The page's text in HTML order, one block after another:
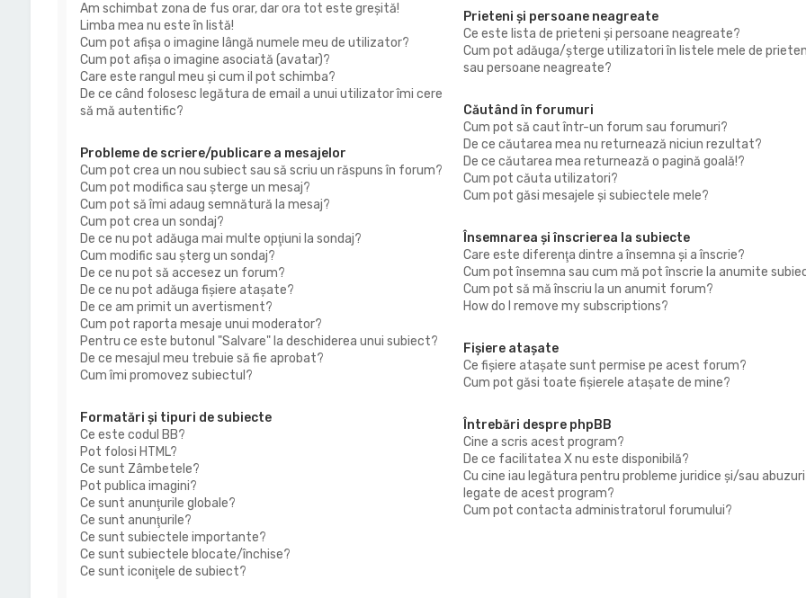
Am schimbat zona de fus orar, dar ora tot este greşită!
Limba mea nu este în listă!
Cum pot afişa o imagine lângă numele meu de utilizator?
Cum pot afișa o imagine asociată (avatar)?
Care este rangul meu şi cum il pot schimba?
De ce când folosesc legătura de email a unui utilizator îmi cere
să mă autentific?
Probleme de scriere/publicare a mesajelor
Cum pot crea un nou subiect sau să scriu un răspuns în forum?
Cum pot modifica sau şterge un mesaj?
Cum pot să îmi adaug semnătură la mesaj?
Cum pot crea un sondaj?
De ce nu pot adăuga mai multe opţiuni la sondaj?
Cum modific sau şterg un sondaj?
De ce nu pot să accesez un forum?
De ce nu pot adăuga fişiere ataşate?
De ce am primit un avertisment?
Cum pot raporta mesaje unui moderator?
Pentru ce este butonul "Salvare" la deschiderea unui subiect?
De ce mesajul meu trebuie să fie aprobat?
Cum îmi promovez subiectul?
Formatări şi tipuri de subiecte
Ce este codul BB?
Pot folosi HTML?
Ce sunt Zâmbetele?
Pot publica imagini?
Ce sunt anunţurile globale?
Ce sunt anunţurile?
Ce sunt subiectele importante?
Ce sunt subiectele blocate/închise?
Ce sunt iconiţele de subiect?
Prieteni şi persoane neagreate
Ce este lista de prieteni şi persoane neagreate?
Cum pot adăuga/şterge utilizatori în listele mele de
sau persoane neagreate?
Căutând în forumuri
Cum pot să caut într-un forum sau forumuri?
De ce căutarea mea nu returnează niciun rezultat?
De ce căutarea mea returnează o pagină goală!?
Cum pot căuta utilizatori?
Cum pot găsi mesajele şi subiectele mele?
Însemnarea şi înscrierea la subiecte
Care este diferenţa dintre a însemna şi a înscrie?
Cum pot însemna sau cum mă pot înscrie la anumite
Cum pot să mă înscriu la un anumit forum?
How do I remove my subscriptions?
Fişiere ataşate
Ce fişiere ataşate sunt permise pe acest forum?
Cum pot găsi toate fişierele ataşate de mine?
Întrebări despre phpBB
Cine a scris acest program?
De ce facilitatea X nu este disponibilă?
Cu cine iau legătura pentru probleme juridice şi/sau abuzuri
legate de acest program?
Cum pot contacta administratorul forumului?